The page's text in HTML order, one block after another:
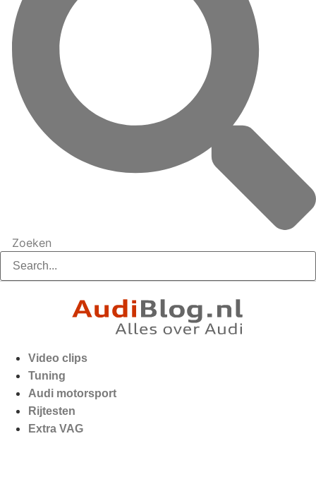
Zoeken
Video clips
Tuning
Audi motorsport
Rijtesten
Extra VAG